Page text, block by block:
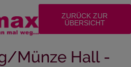
ZURÜCK ZUR
ÜBERSICHT
Münze Hall -